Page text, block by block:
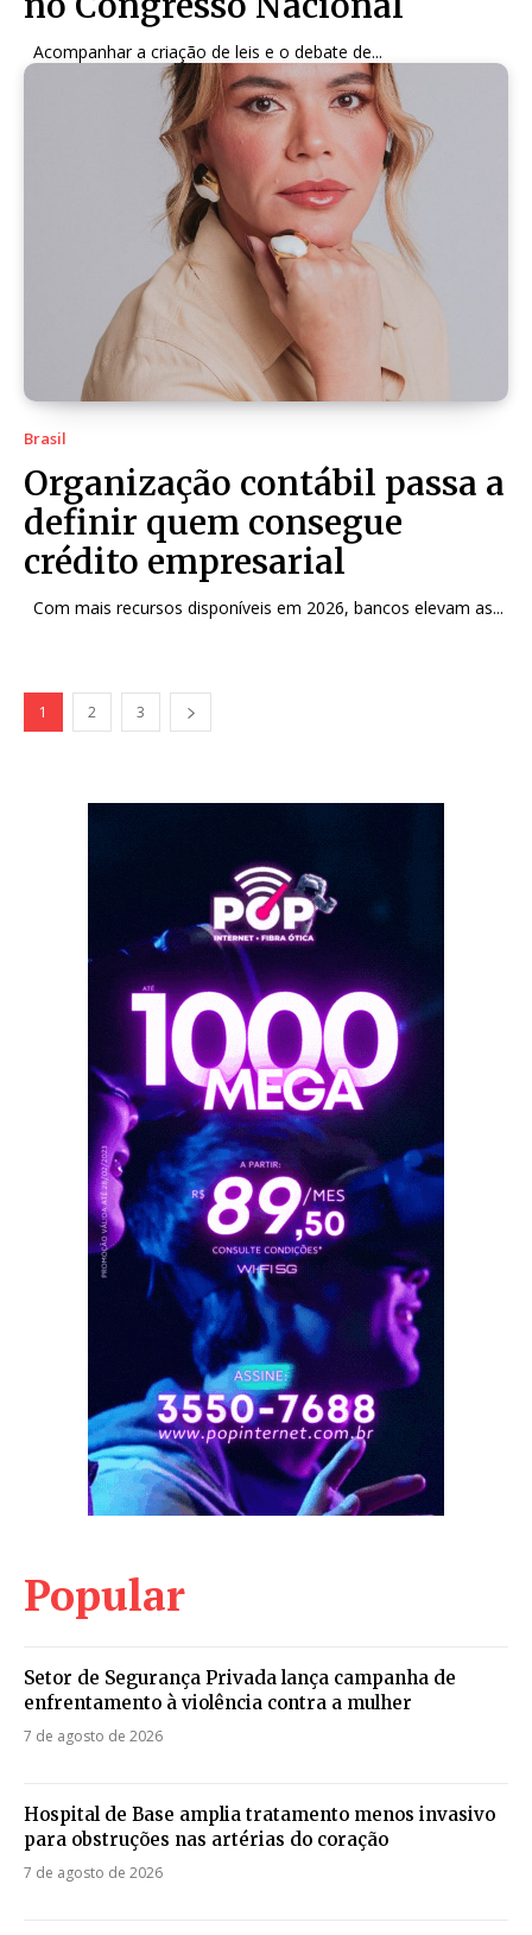
Acompanhar a criação de leis e o debate de...
Brasil
Organização contábil passa a
definir quem consegue
crédito empresarial
Com mais recursos disponíveis em 2026, bancos elevam as...
1 2 3
Popular
Setor de Segurança Privada lança campanha de
enfrentamento à violência contra a mulher
7 de agosto de 2026
Hospital de Base amplia tratamento menos invasivo
para obstruções nas artérias do coração
7 de agosto de 2026